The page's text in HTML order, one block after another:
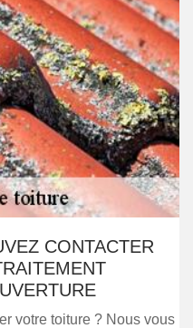
CONTACTER
votre toiture ? Nous vous